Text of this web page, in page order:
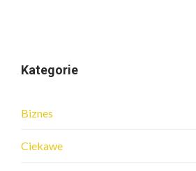
Kategorie
Biznes
Ciekawe